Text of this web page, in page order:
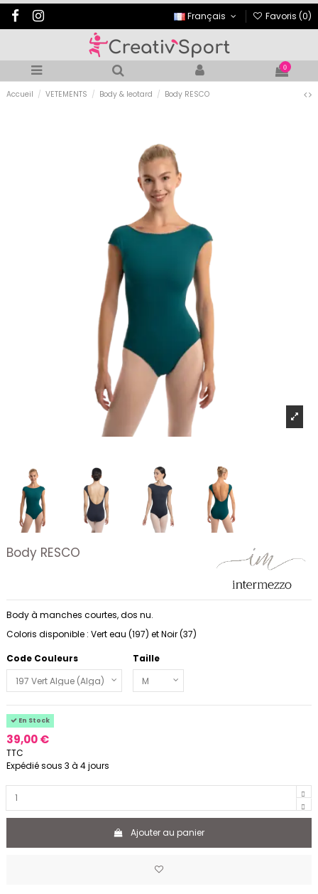
Français Favoris (0)
0
Accueil VETEMENTS Body & leotard Body RESCO
Body RESCO
Body à manches courtes, dos nu.
Coloris disponible : Vert eau (197) et Noir (37)
Code Couleurs
Taille
En Stock
39,00 €
TTC
Expédié sous 3 à 4 jours
Ajouter au panier